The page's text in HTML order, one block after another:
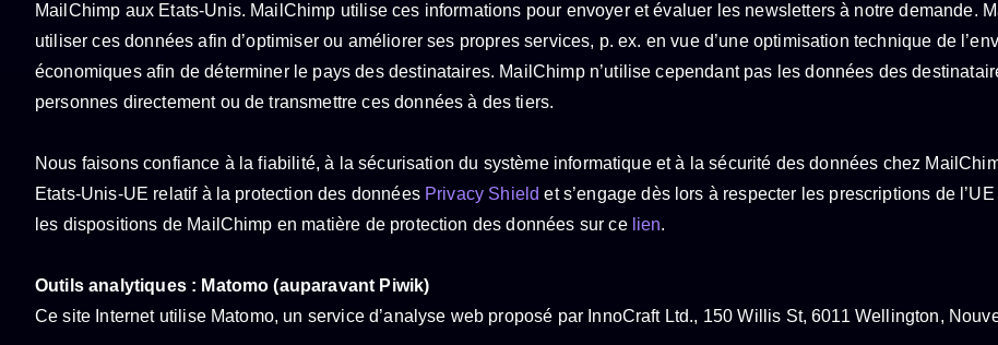
MailChimp aux Etats-Unis. MailChimp utilise ces informations pour envoyer et évaluer les newsletters à notre demande.
utiliser ces données afin d’optimiser ou améliorer ses propres services, p. ex. en vue d’une optimisation technique de
économiques afin de déterminer le pays des destinataires. MailChimp n’utilise cependant pas les données des
personnes directement ou de transmettre ces données à des tiers.
Nous faisons confiance à la fiabilité, à la sécurisation du système informatique et à la sécurité des données chez
Etats-Unis-UE relatif à la protection des données Privacy Shield et s’engage dès lors à respecter les prescriptions de
les dispositions de MailChimp en matière de protection des données sur ce lien.
Outils analytiques : Matomo (auparavant Piwik)
Ce site Internet utilise Matomo, un service d’analyse web proposé par InnoCraft Ltd., 150 Willis St, 6011 Wellington,